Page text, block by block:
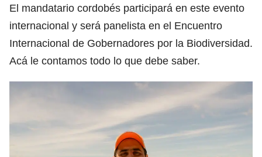
El mandatario cordobés participará en este evento
internacional y será panelista en el Encuentro
Internacional de Gobernadores por la Biodiversidad.
Acá le contamos todo lo que debe saber.